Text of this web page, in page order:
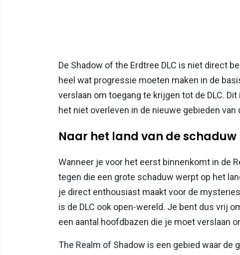
De Shadow of the Erdtree DLC is niet direct
heel wat progressie moeten maken in de
verslaan om toegang te krijgen tot de DLC.
het niet overleven in de nieuwe gebieden van
Naar het land van de schaduw
Wanneer je voor het eerst binnenkomt in de
tegen die een grote schaduw werpt op het
je direct enthousiast maakt voor de
is de DLC ook open-wereld. Je bent dus vrij
een aantal hoofdbazen die je moet verslaan
The Realm of Shadow is een gebied waar de